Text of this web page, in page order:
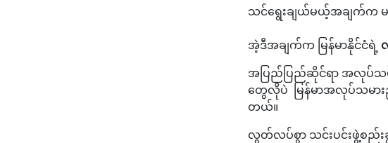
သင်ရွေးချယ်မယ့်အချက်က မ
အဲ့ဒီအချက်က မြန်မာနိုင်ငံရဲ့
အပြည်ပြည်ဆိုင်ရာ အလုပ်သမ
တွေလိုပဲ မြန်မာအလုပ်သမား
တယ်။
လွတ်လပ်စွာ သင်းပင်းဖွဲ့စည်းခွင့်